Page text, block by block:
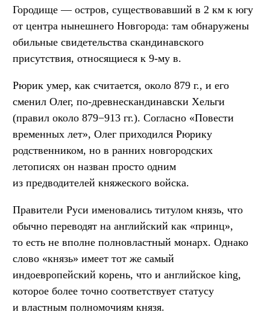
Городище — остров, существовавший в 2 км к югу
от центра нынешнего Новгорода: там обнаружены
обильные свидетельства скандинавского
присутствия, относящиеся к 9-му в.
Рюрик умер, как считается, около 879 г., и его
сменил Олег, по-древнескандинавски Хельги
(правил около 879−913 гг.). Согласно «Повести
временных лет», Олег приходился Рюрику
родственником, но в ранних новгородских
летописях он назван просто одним
из предводителей княжеского войска.
Правители Руси именовались титулом князь, что
обычно переводят на английский как «принц»,
то есть не вполне полновластный монарх. Однако
слово «князь» имеет тот же самый
индоевропейский корень, что и английское king,
которое более точно соответствует статусу
и властным полномочиям князя.